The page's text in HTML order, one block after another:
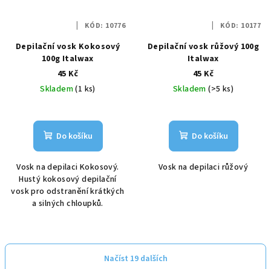
Depilační vosk Kokosový
100g Italwax
45 Kč
Skladem(1 ks)
Do košíku
Vosk na depilaci Kokosový.
Hustý kokosový depilační
vosk pro odstranění krátkých
a silných chloupků.
KÓD: 10776
Depilační vosk růžový 100g
Italwax
45 Kč
Skladem(>5 ks)
Do košíku
Vosk na depilaci růžový
KÓD: 10177
Načíst 19 dalších